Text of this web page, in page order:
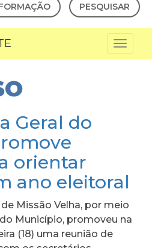
PESQUISAR
Geral do
orientar
ano eleitoral
Missão Velha, por meio
Município, promoveu na
(18) uma reunião de